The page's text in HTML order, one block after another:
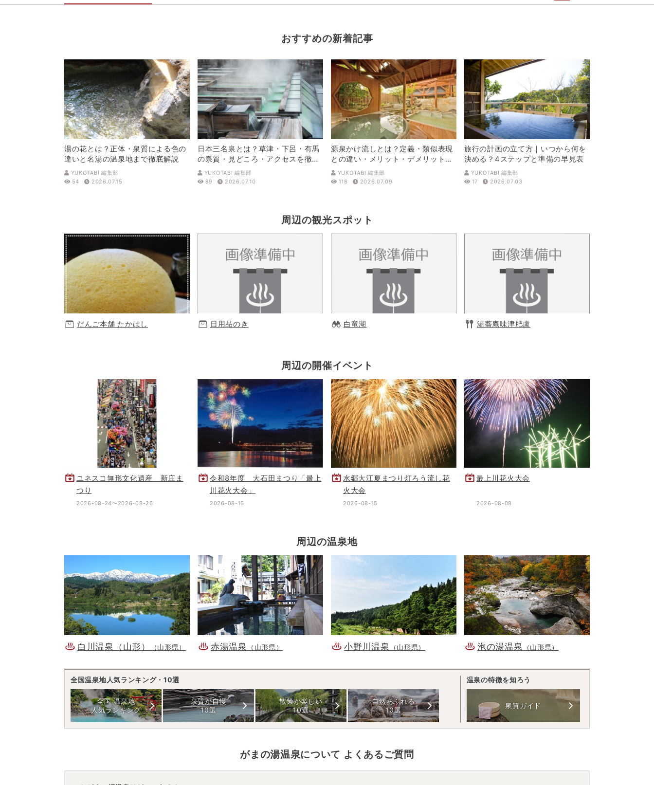
おすすめの新着記事
湯の花とは？正体・泉質による色の
違いと名湯の温泉地まで徹底解説
YUKOTABI 編集部
54
2026.07.15
日本三名泉とは？草津・下呂・有馬
の泉質・見どころ・アクセスを徹底
解説
YUKOTABI 編集部
89
2026.07.10
源泉かけ流しとは？定義・類似表現
との違い・メリット・デメリットを
解説
YUKOTABI 編集部
118
2026.07.09
旅行の計画の立て方｜いつから何を
決める？4ステップと準備の早見表
YUKOTABI 編集部
17
2026.07.03
周辺の観光スポット
だんご本舗 たかはし 日用品のき 白竜湖 湯蕎庵味津肥盧
周辺の開催イベント
ユネスコ無形文化遺産 新庄ま
つり
2026-08-24〜2026-08-26
令和8年度 大石田まつり「最上
川花火大会」
2026-08-16
水郷大江夏まつり灯ろう流し花
火大会
2026-08-15
最上川花火大会
2026-08-08
周辺の温泉地
白川温泉（山形） （山形県） 赤湯温泉 （山形県） 小野川温泉 （山形県） 泡の湯温泉 （山形県）
全国温泉地人気ランキング・10選
全国 温泉地
人気ランキング
泉質が自慢
10選
散策が楽しい
10選
自然あふれる
10選
温泉の特徴を知ろう
泉質ガイド
がまの湯温泉について よくあるご質問